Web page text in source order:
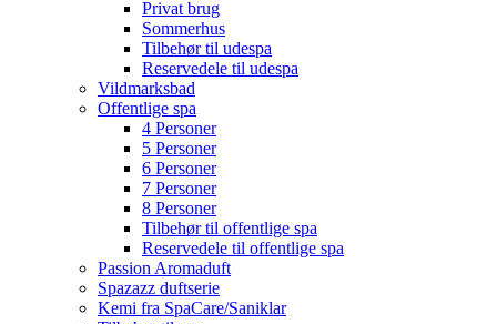
Privat brug
Sommerhus
Tilbehør til udespa
Reservedele til udespa
Vildmarksbad
Offentlige spa
4 Personer
5 Personer
6 Personer
7 Personer
8 Personer
Tilbehør til offentlige spa
Reservedele til offentlige spa
Passion Aromaduft
Spazazz duftserie
Kemi fra SpaCare/Saniklar